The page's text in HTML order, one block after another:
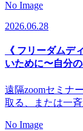
No Image
2026.06.28
《 フリーダム
いために〜自分
遠隔zoomセミナ
取る、または一
No Image